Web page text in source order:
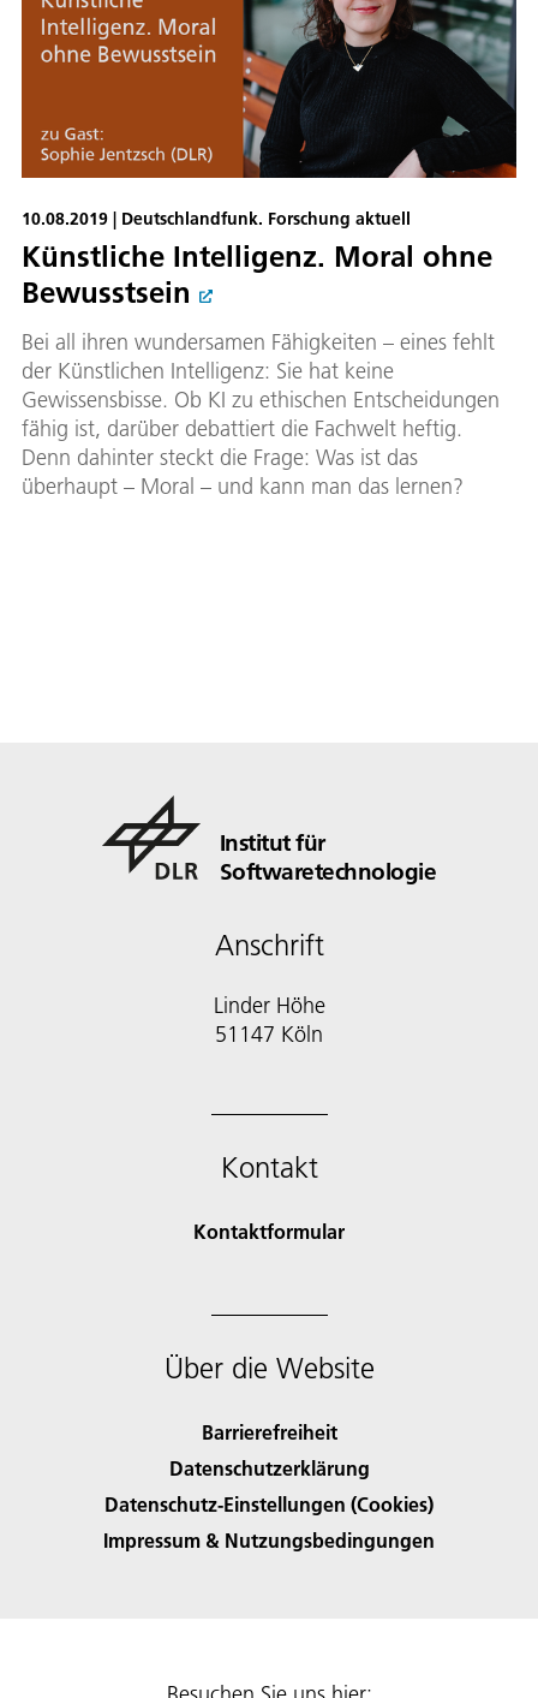
10.08.2019 | Deutschlandfunk. Forschung aktuell
Künstliche Intelligenz. Moral ohne
Bewusstsein
Bei all ihren wundersamen Fähigkeiten – eines fehlt
der Künstlichen Intelligenz: Sie hat keine
Gewissensbisse. Ob KI zu ethischen Entscheidungen
fähig ist, darüber debattiert die Fachwelt heftig.
Denn dahinter steckt die Frage: Was ist das
überhaupt – Moral – und kann man das lernen?
Institut für
Softwaretechnologie
Anschrift
Linder Höhe
51147 Köln
Kontakt
Kontaktformular
Über die Website
Barrierefreiheit
Datenschutzerklärung
Datenschutz-Einstellungen (Cookies)
Impressum & Nutzungsbedingungen